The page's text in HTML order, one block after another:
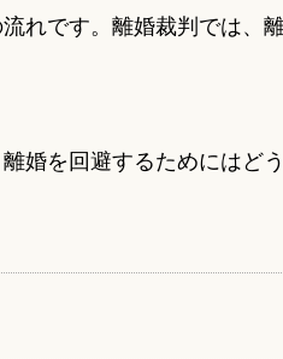
れです。離婚裁判では、
婚を回避するためにはど